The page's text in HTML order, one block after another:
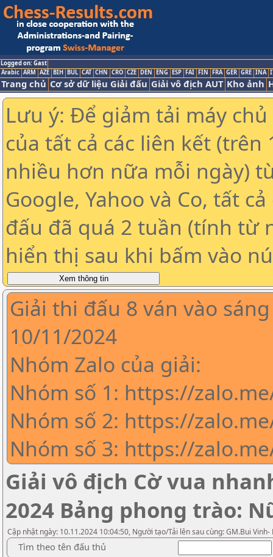
Logged on: Gast
Arabic ARM AZE BIH BUL CAT CHN CRO CZE DEN ENG ESP FAI FIN FRA GER GRE INA
Trang chủ Cơ sở dữ liệu Giải đấu Giải vô địch AUT Kho ảnh
Lưu ý: Để giảm tải máy
của tất cả các liên kết (trên
nhiều hơn nữa mỗi ngày)
Google, Yahoo và Co, tất
đấu đã quá 2 tuần (tính từ
hiển thị sau khi bấm vào
Giải thi đấu 8 ván vào
10/11/2024
Nhóm Zalo của giải:
Nhóm số 1: https://
Nhóm số 2: https://
Nhóm số 3: https://
Giải vô địch Cờ vua
2024 Bảng phong trào:
Cập nhật ngày: 10.11.2024 10:04:50, Người tạo/Tải lên sau cùng: GM.Bui
Tìm theo tên đấu thủ